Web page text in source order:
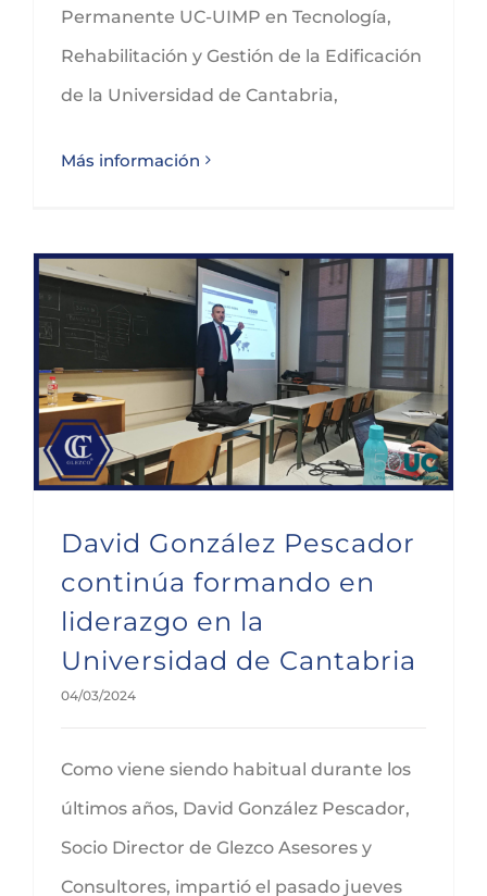
Permanente UC-UIMP en Tecnología,
Rehabilitación y Gestión de la Edificación
de la Universidad de Cantabria,
Más información
David González Pescador
continúa formando en
liderazgo en la
Universidad de Cantabria
04/03/2024
Como viene siendo habitual durante los
últimos años, David González Pescador,
Socio Director de Glezco Asesores y
Consultores, impartió el pasado jueves